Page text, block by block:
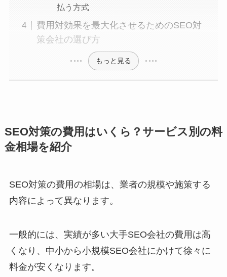
払う方式
費用対効果を最大化させるためのSEO対
策会社の選び方
もっと見る
SEO対策の費用はいくら？サービス別の料
金相場を紹介
SEO対策の費用の相場は、業者の規模や施策する
内容によって異なります。
一般的には、実績が多い大手SEO会社の費用は高
くなり、中小から小規模SEO会社にかけて徐々に
料金が安くなります。